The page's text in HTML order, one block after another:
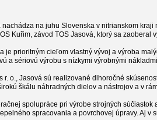
nachádza na juhu Slovenska v nitrianskom
Kuřim, závod TOS Jasová, ktorý sa
je prioritným cieľom vlastný vývoj a výroba
a sériovú výrobu s nízkymi výrobnými
r. o., Jasová sú realizované dlhoročné
škálu náhradných dielov a nástrojov a v
spolupráce pri výrobe strojných
spracovania a povrchovej úpravy. Aj